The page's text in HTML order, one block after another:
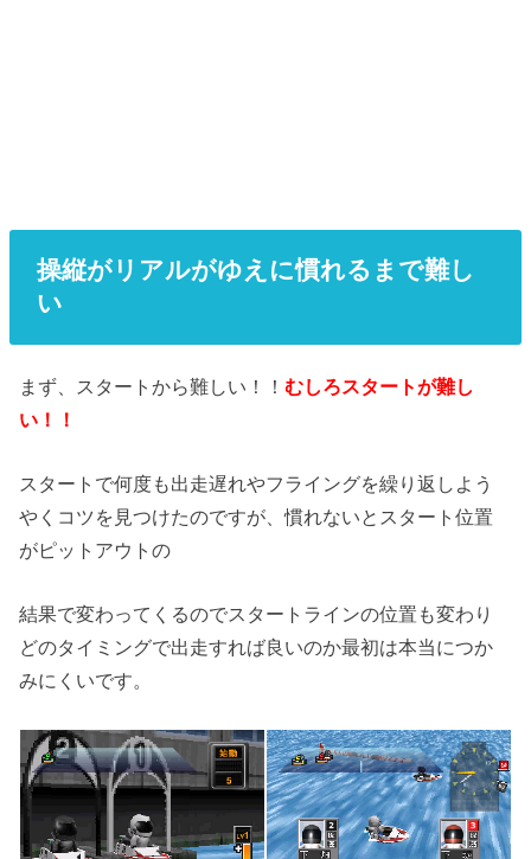
操縦がリアルがゆえに慣れるまで難し
い
まず、スタートから難しい！！むしろスタートが難し
い！！
スタートで何度も出走遅れやフライングを繰り返しよう
やくコツを見つけたのですが、慣れないとスタート位置
がピットアウトの
結果で変わってくるのでスタートラインの位置も変わり
どのタイミングで出走すれば良いのか最初は本当につか
みにくいです。